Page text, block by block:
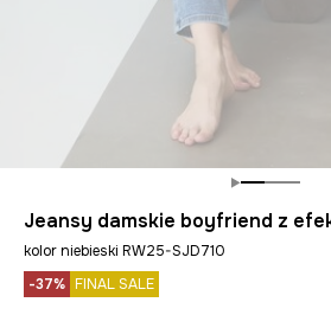
Jeansy damskie boyfriend z
kolor niebieski RW25-SJD710
-37% FINAL SALE